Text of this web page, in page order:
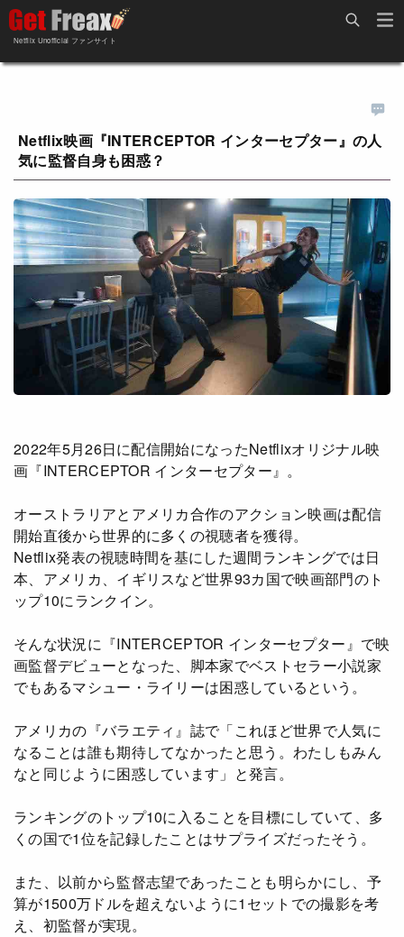
Netflix Unofficial ファンサイト
オールジャンル
海外映画
国内TV番組・ドラマ
国内映画
アジアTV番組・ドラマ
アジア映画
ドキュメンタリー
Netflixオリジナル作品
リアリティ
日本語吹替対応作品
その他の国の映画
配信終了予定の作品
海外ドラマ・ラインナップ
Netflix 人気ランキング
Netflix 全作品ラインナップ
Netflix配信作品カスタム検索
トレンド
VOD 総合作品情報
Watchlistへ
Netflix Video
…
Netflix 吹替版作品
Netflixオリジナル作品
みんなの作品レビュー
過去の配信終了作品
Netflixコース別料金プラン
閉じる
Netflix映画『INTERCEPTOR インターセプター』の人
気に監督自身も困惑？
2022年5月26日に配信開始になったNetflixオリジナル映
画『INTERCEPTOR インターセプター』。
オーストラリアとアメリカ合作のアクション映画は配信
開始直後から世界的に多くの視聴者を獲得。
Netflix発表の視聴時間を基にした週間ランキングでは日
本、アメリカ、イギリスなど世界93カ国で映画部門のト
ップ10にランクイン。
そんな状況に『INTERCEPTOR インターセプター』で映
画監督デビューとなった、脚本家でベストセラー小説家
でもあるマシュー・ライリーは困惑しているという。
アメリカの『バラエティ』誌で「これほど世界で人気に
なることは誰も期待してなかったと思う。わたしもみん
なと同じように困惑しています」と発言。
ランキングのトップ10に入ることを目標にしていて、多
くの国で1位を記録したことはサプライズだったそう。
また、以前から監督志望であったことも明らかにし、予
算が1500万ドルを超えないように1セットでの撮影を考
え、初監督が実現。